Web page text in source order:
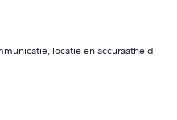
locatie en accuraatheid